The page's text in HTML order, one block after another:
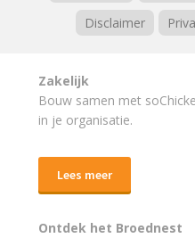
Disclaimer
Zakelijk
Bouw samen met
in je organisatie.
Lees meer
Ontdek het Broednest